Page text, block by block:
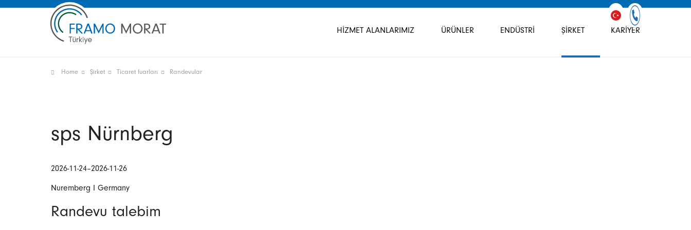
atla
HIZMET ALANLARIMIZ ÜRÜNLER ENDÜSTRI ŞIRKET KARIYER
Home Şirket Ticaret fuarları Randevular
sps Nürnberg
2026-11-24–2026-11-26
Nuremberg I Germany
Randevu talebim